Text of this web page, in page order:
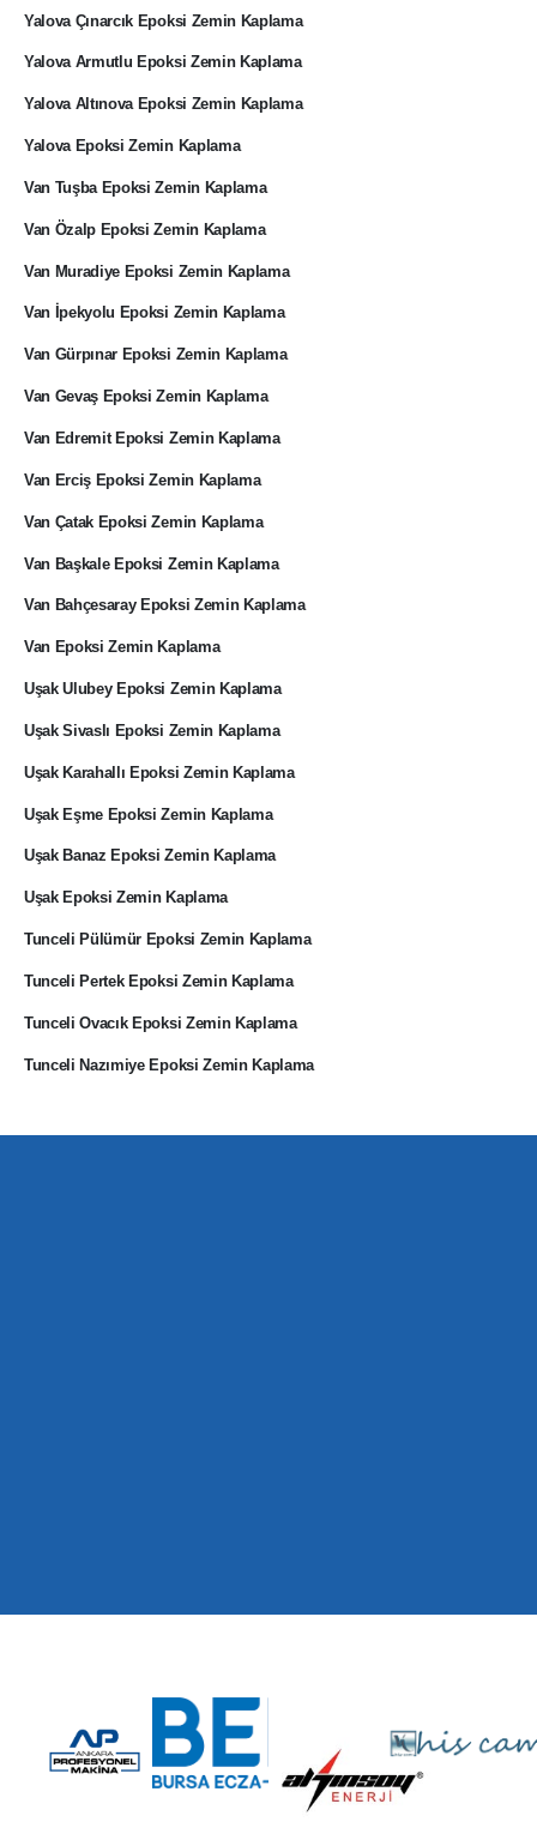
Yalova Çınarcık Epoksi Zemin Kaplama
Yalova Armutlu Epoksi Zemin Kaplama
Yalova Altınova Epoksi Zemin Kaplama
Yalova Epoksi Zemin Kaplama
Van Tuşba Epoksi Zemin Kaplama
Van Özalp Epoksi Zemin Kaplama
Van Muradiye Epoksi Zemin Kaplama
Van İpekyolu Epoksi Zemin Kaplama
Van Gürpınar Epoksi Zemin Kaplama
Van Gevaş Epoksi Zemin Kaplama
Van Edremit Epoksi Zemin Kaplama
Van Erciş Epoksi Zemin Kaplama
Van Çatak Epoksi Zemin Kaplama
Van Başkale Epoksi Zemin Kaplama
Van Bahçesaray Epoksi Zemin Kaplama
Van Epoksi Zemin Kaplama
Uşak Ulubey Epoksi Zemin Kaplama
Uşak Sivaslı Epoksi Zemin Kaplama
Uşak Karahallı Epoksi Zemin Kaplama
Uşak Eşme Epoksi Zemin Kaplama
Uşak Banaz Epoksi Zemin Kaplama
Uşak Epoksi Zemin Kaplama
Tunceli Pülümür Epoksi Zemin Kaplama
Tunceli Pertek Epoksi Zemin Kaplama
Tunceli Ovacık Epoksi Zemin Kaplama
Tunceli Nazımiye Epoksi Zemin Kaplama